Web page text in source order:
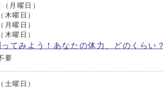
月曜日）
曜日）
曜日）
曜日）
てみよう！あなたの体力、どのくらい
要
曜日）